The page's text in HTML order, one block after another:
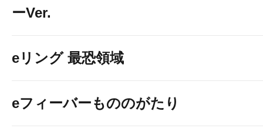
ーVer.
eリング 最恐領域
eフィーバーもののがたり